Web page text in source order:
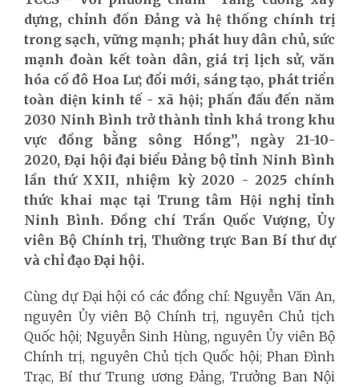
dựng, chỉnh đốn Đảng và hệ thống chính trị
trong sạch, vững mạnh; phát huy dân chủ, sức
mạnh đoàn kết toàn dân, giá trị lịch sử, văn
hóa cố đô Hoa Lư; đổi mới, sáng tạo, phát triển
toàn diện kinh tế - xã hội; phấn đấu đến năm
2030 Ninh Bình trở thành tỉnh khá trong khu
vực đồng bằng sông Hồng”, ngày 21-10-
2020, Đại hội đại biểu Đảng bộ tỉnh Ninh Bình
lần thứ XXII, nhiệm kỳ 2020 - 2025 chính
thức khai mạc tại Trung tâm Hội nghị tỉnh
Ninh Bình. Đồng chí Trần Quốc Vượng, Ủy
viên Bộ Chính trị, Thường trực Ban Bí thư dự
và chỉ đạo Đại hội.
Cùng dự Đại hội có các đồng chí: Nguyễn Văn An,
nguyên Ủy viên Bộ Chính trị, nguyên Chủ tịch
Quốc hội; Nguyễn Sinh Hùng, nguyên Ủy viên Bộ
Chính trị, nguyên Chủ tịch Quốc hội; Phan Đình
Trạc, Bí thư Trung ương Đảng, Trưởng Ban Nội